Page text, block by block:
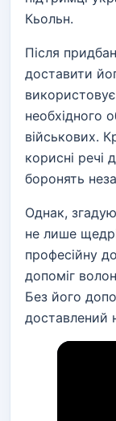
Кьольн.
Після
доставити
необхідного
військових.
корисні речі
боронять
Однак,
не лише
професійну
допоміг
Без його
доставлений